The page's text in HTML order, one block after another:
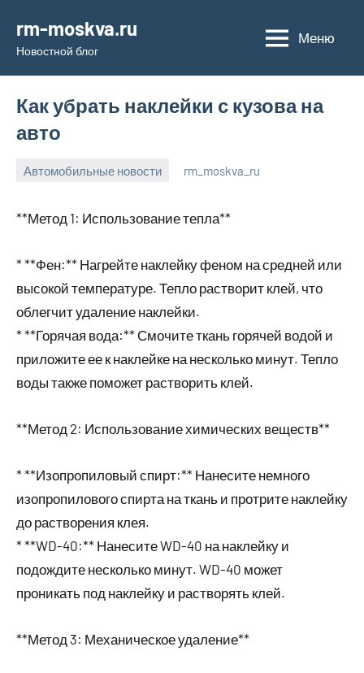
содержимому
rm-moskva.ru
Новостной блог
Меню
Как убрать наклейки с кузова на
авто
Автомобильные новости
2024
rm_moskva_ru
**Метод 1: Использование тепла**
* **Фен:** Нагрейте наклейку феном на средней или
высокой температуре. Тепло растворит клей, что
облегчит удаление наклейки.
* **Горячая вода:** Смочите ткань горячей водой и
приложите ее к наклейке на несколько минут. Тепло
воды также поможет растворить клей.
**Метод 2: Использование химических веществ**
* **Изопропиловый спирт:** Нанесите немного
изопропилового спирта на ткань и протрите наклейку
до растворения клея.
* **WD-40:** Нанесите WD-40 на наклейку и
подождите несколько минут. WD-40 может
проникать под наклейку и растворять клей.
**Метод 3: Механическое удаление**